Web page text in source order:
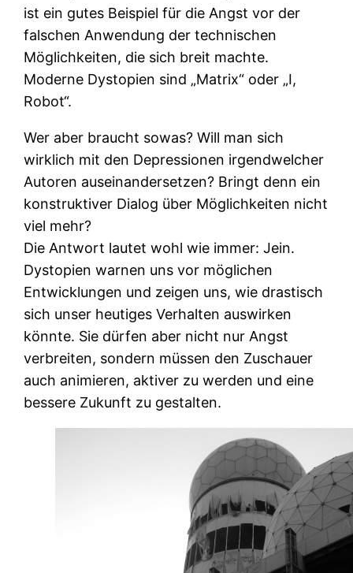
ist ein gutes Beispiel für die Angst vor der
falschen Anwendung der technischen
Möglichkeiten, die sich breit machte.
Moderne Dystopien sind „Matrix“ oder „I,
Robot“.
Wer aber braucht sowas? Will man sich
wirklich mit den Depressionen irgendwelcher
Autoren auseinandersetzen? Bringt denn ein
konstruktiver Dialog über Möglichkeiten nicht
viel mehr?
Die Antwort lautet wohl wie immer: Jein.
Dystopien warnen uns vor möglichen
Entwicklungen und zeigen uns, wie drastisch
sich unser heutiges Verhalten auswirken
könnte. Sie dürfen aber nicht nur Angst
verbreiten, sondern müssen den Zuschauer
auch animieren, aktiver zu werden und eine
bessere Zukunft zu gestalten.